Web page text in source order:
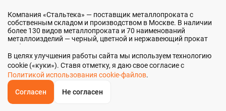
ОБРАТНЫЙЗВОНОК
Компания «Стальтека» — поставщик металлопроката с
собственным складом и производством в Москве. В наличии
более 130 видов металлопроката и 70 наименований
металлоизделий — черный, цветной и нержавеющий прокат
любых типоразмеров. Мы реализуем полосу молибденовую
как оптом, так и в розницу прямо со склада из наличия или
под заказ. Контроль качества на всех этапах — от входного
анализа до отгрузки.
НАШИ ПРЕИМУЩЕСТВА
Главная
В целях улучшения работы сайта мы используем технологию
cookie («куки»). Ставя отметку, я даю свое согласие с
Политикой использования cookie-файлов.
Согласен Не согласен